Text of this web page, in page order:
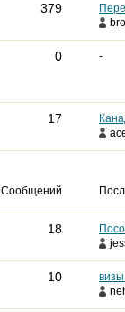
379
0 -
17
Сообщений
18
10
визы